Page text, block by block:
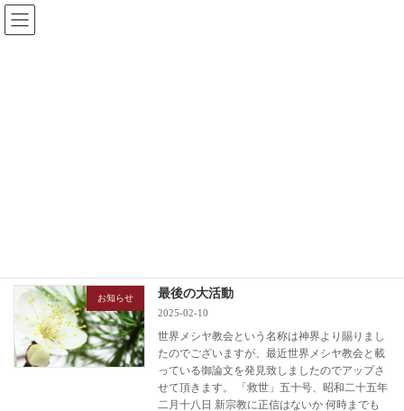
コ
ン
ナ
ビ
お知らせ 最後の大活動
2025-02-10
世界メシヤ教会という名称は神界より賜りまし
たのでございますが、最近世界メシヤ教会と載
っている御論文を発見致しましたのでアップさ
せて頂きます。 「救世」五十号、昭和二十五年
二月十八日 新宗教に正信はないか 何時までも